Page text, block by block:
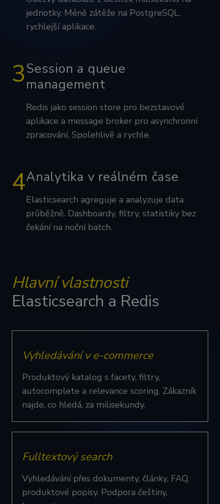
jednotky. Méně zátěže na PostgreSQL,
rychlejší aplikace.
3Session a queue
management
Redis jako session store pro bezstavové
aplikace a message broker pro asynchronní
zpracování. Spolehlivě a rychle.
4Analytika v reálném čase
Elasticsearch agreguje a analyzuje data
průběžně. Dashboardy, filtry, statistiky bez
čekání na noční batch.
Hlavní vlastnosti
Elasticsearch a Redis
Vyhledávání v e-commerce
Produktový katalog s facety, filtry,
autocomplete a relevance scoring. Zákazník
najde, co hledá, za milisekundy.
Fulltextový search
Vyhledávání přes dokumenty, články, FAQ,
produktové popisy. Podpora češtiny,